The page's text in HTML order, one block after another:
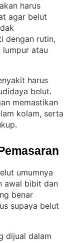
harus
agar belut
dengan rutin,
atau
harus
belut
memastikan
kolam, serta
.
umumnya
awal bibit dan
benar
supaya belut
dijual dalam